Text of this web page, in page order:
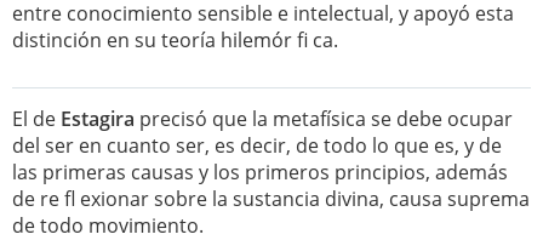
entre conocimiento sensible e intelectual, y apoyó esta
distinción en su teoría hilemór fi ca.
El de Estagira precisó que la metafísica se debe ocupar
del ser en cuanto ser, es decir, de todo lo que es, y de
las primeras causas y los primeros principios, además
de re fl exionar sobre la sustancia divina, causa suprema
de todo movimiento.